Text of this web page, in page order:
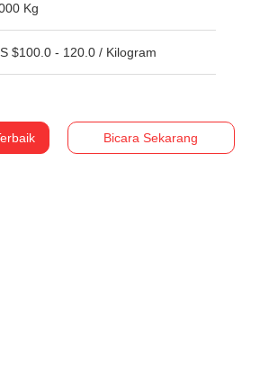
Kg
$100.0 - 120.0 / Kilogram
Bicara Sekarang